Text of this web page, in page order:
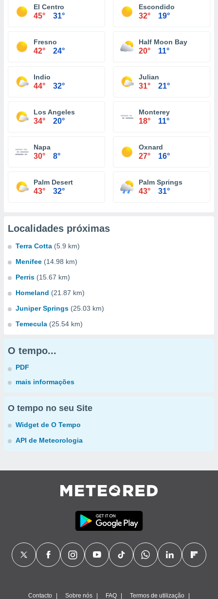
El Centro
45° 31°
Escondido
32° 19°
Fresno
42° 24°
Half Moon Bay
20° 11°
Indio
44° 32°
Julian
31° 21°
Los Angeles
34° 20°
Monterey
18° 11°
Napa
30° 8°
Oxnard
27° 16°
Palm Desert
43° 32°
Palm Springs
43° 31°
Localidades próximas
Terra Cotta (5.9 km)
Menifee (14.98 km)
Perris (15.67 km)
Homeland (21.87 km)
Juniper Springs (25.03 km)
Temecula (25.54 km)
O tempo...
PDF
mais informações
O tempo no seu Site
Widget de O Tempo
API de Meteorologia
Contacto Sobre nós FAQ Termos de utilização